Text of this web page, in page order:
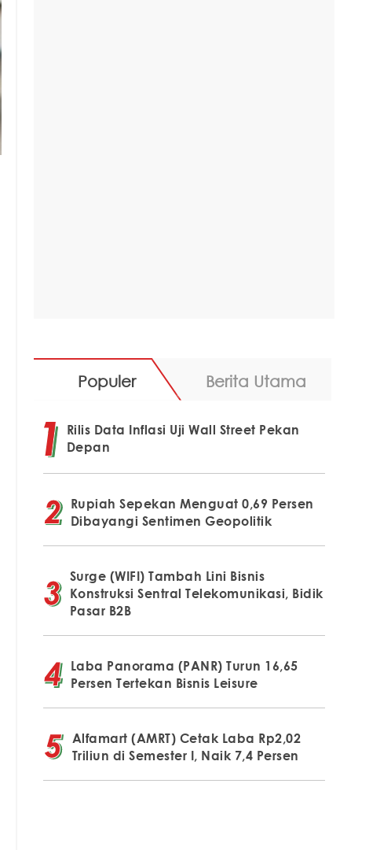
Populer Berita Utama
Rilis Data Inflasi Uji Wall Street Pekan
Depan
Rupiah Sepekan Menguat 0,69 Persen
Dibayangi Sentimen Geopolitik
Surge (WIFI) Tambah Lini Bisnis
Konstruksi Sentral Telekomunikasi, Bidik
Pasar B2B
Laba Panorama (PANR) Turun 16,65
Persen Tertekan Bisnis Leisure
Alfamart (AMRT) Cetak Laba Rp2,02
Triliun di Semester I, Naik 7,4 Persen